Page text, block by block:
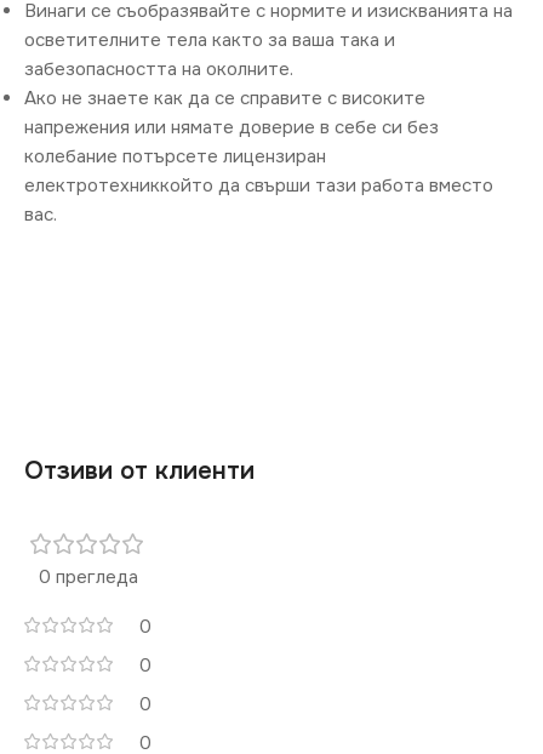
Винаги се съобразявайте с нормите и изискванията на
осветителните тела както за ваша така и
забезопасността на околните.
Ако не знаете как да се справите с високите
напрежения или нямате доверие в себе си без
колебание потърсете лицензиран
електротехниккойто да свърши тази работа вместо
вас.
Отзиви от клиенти
0 прегледа
0
0
0
0